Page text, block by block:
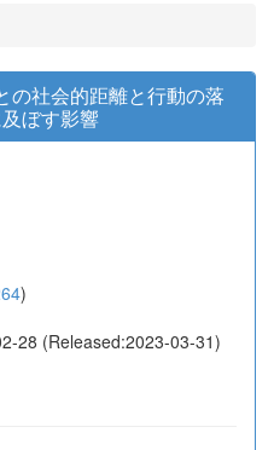
の社会的距離と行動の落
ぼす影響
)
28 (Released:2023-03-31)